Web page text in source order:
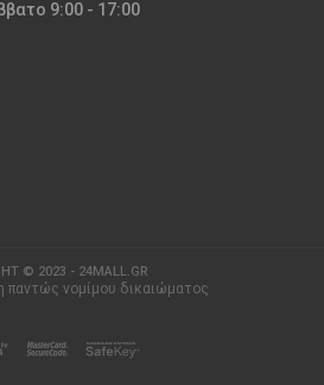
9:00 - 17:00
© 2023 - 24MALL.GR
παντώς νομίμου δικαιώματος